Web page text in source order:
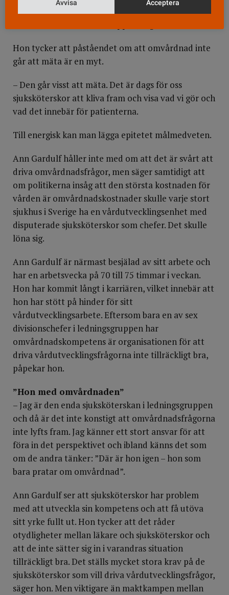
– Det är oerhört viktigt att sätta upp konkreta mål
Hon tycker att påståendet om att omvårdnad inte
går att mäta är en myt.
– Den går visst att mäta. Det är dags för oss
sjuksköterskor att kliva fram och visa vad vi gör och
vad det innebär för patienterna.
Till energisk kan man lägga epitetet målmedveten.
Ann Gardulf håller inte med om att det är svårt att
driva omvårdnadsfrågor, men säger samtidigt att
om politikerna insåg att den största kostnaden för
vården är omvårdnadskostnader skulle varje stort
sjukhus i Sverige ha en vårdutvecklingsenhet med
disputerade sjuksköterskor som chefer. Det skulle
löna sig.
Ann Gardulf är närmast besjälad av sitt arbete och
har en arbetsvecka på 70 till 75 timmar i veckan.
Hon har kommit långt i karriären, vilket innebär att
hon har stött på hinder för sitt
vårdutvecklingsarbete. Eftersom bara en av sex
divisionschefer i ledningsgruppen har
omvårdnadskompetens är organisationen för att
driva vårdutvecklingsfrågorna inte tillräckligt bra,
påpekar hon.
”Hon med omvårdnaden”
– Jag är den enda sjuksköterskan i ledningsgruppen
och då är det inte konstigt att omvårdnadsfrågorna
inte lyfts fram. Jag känner ett stort ansvar för att
föra in det perspektivet och ibland känns det som
om de andra tänker: ”Där är hon igen – hon som
bara pratar om omvårdnad”.
Ann Gardulf ser att sjuksköterskor har problem
med att utveckla sin kompetens och att få utöva
sitt yrke fullt ut. Hon tycker att det råder
otydligheter mellan läkare och sjuksköterskor och
att de inte sätter sig in i varandras situation
tillräckligt bra. Det ställs mycket stora krav på de
sjuksköterskor som vill driva vårdutvecklingsfrågor,
säger hon. Men viktigare än maktkampen mellan
Avvisa Acceptera